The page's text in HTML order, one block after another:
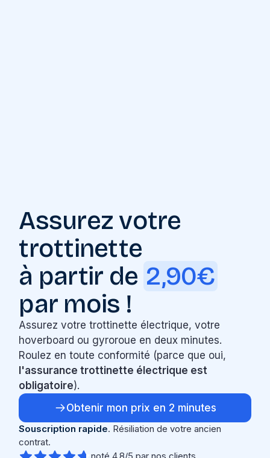
Assurez votre
trottinette
à partir de 2,90€
par mois !
Assurez votre trottinette électrique, votre
hoverboard ou gyroroue en deux minutes.
Roulez en toute conformité (parce que oui,
l'assurance trottinette électrique est
obligatoire).
Obtenir mon prix en 2 minutes
Souscription rapide. Résiliation de votre ancien
contrat.